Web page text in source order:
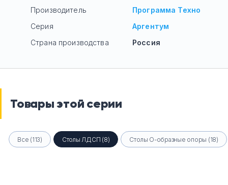
Производитель
Программа Техно
Серия
Аргентум
Страна производства
Россия
Товары этой серии
Все (113) Столы ЛДСП (8) Столы О-образные опоры (18)